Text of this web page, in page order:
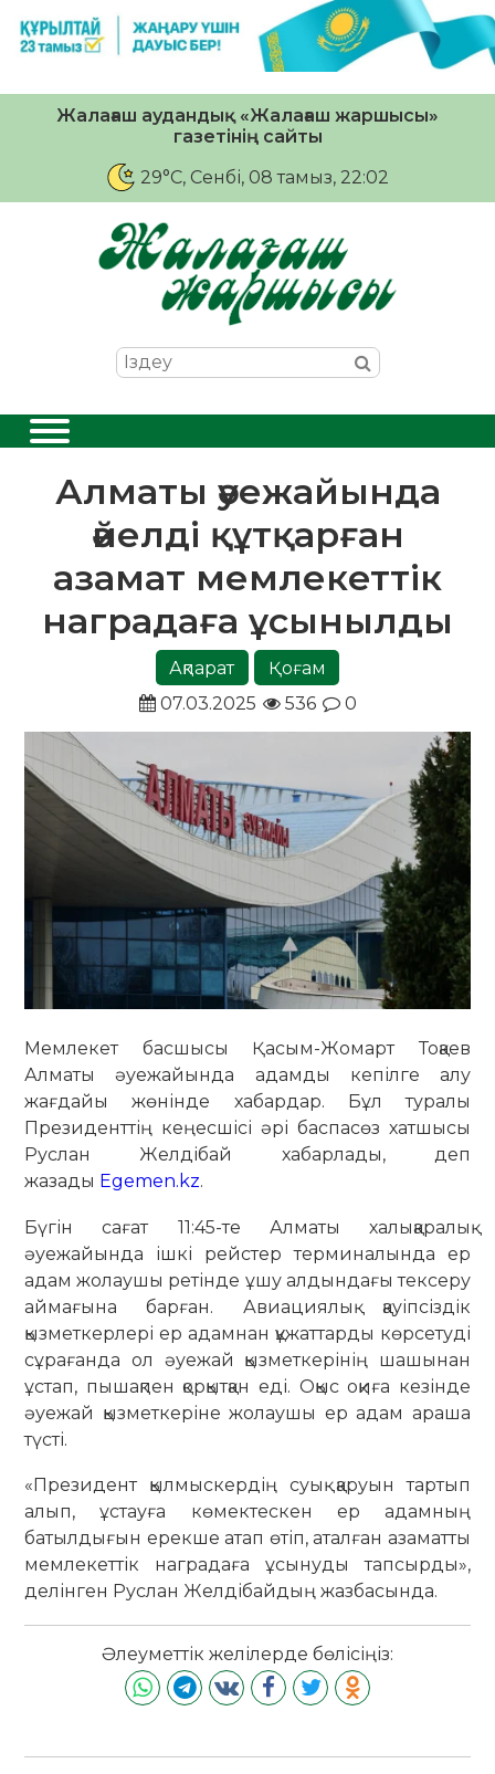
Жалағаш аудандық «Жалағаш жаршысы»
газетінің сайты
29°C, Сенбі, 08 тамыз, 22:02
Алматы әуежайында
әйелді құтқарған
азамат мемлекеттік
наградаға ұсынылды
Ақпарат
Қоғам
07.03.2025
536 0
Мемлекет басшысы Қасым-Жомарт Тоқаев
Алматы әуежайында адамды кепілге алу
жағдайы жөнінде хабардар. Бұл туралы
Президенттің кеңесшісі әрі баспасөз хатшысы
Руслан Желдібай хабарлады, деп
жазады Egemen.kz.
Бүгін сағат 11:45-те Алматы халықаралық
әуежайында ішкі рейстер терминалында ер
адам жолаушы ретінде ұшу алдындағы тексеру
аймағына барған. Авиациялық қауіпсіздік
қызметкерлері ер адамнан құжаттарды көрсетуді
сұрағанда ол әуежай қызметкерінің шашынан
ұстап, пышақпен қорқытқан еді. Оқыс оқиға кезінде
әуежай қызметкеріне жолаушы ер адам араша
түсті.
«Президент қылмыскердің суық қаруын тартып
алып, ұстауға көмектескен ер адамның
батылдығын ерекше атап өтіп, аталған азаматты
мемлекеттік наградаға ұсынуды тапсырды»,
делінген Руслан Желдібайдың жазбасында.
Әлеуметтік желілерде бөлісіңіз: